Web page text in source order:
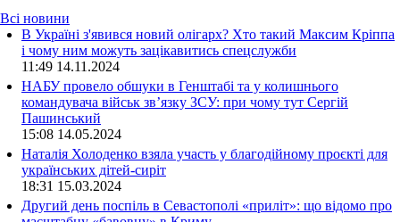
Всі новини
В Україні з'явився новий олігарх? Хто такий Максим Кріппа
і чому ним можуть зацікавитись спецслужби
11:49 14.11.2024
НАБУ провело обшуки в Генштабі та у колишнього
командувача військ зв’язку ЗСУ: при чому тут Сергій
Пашинський
15:08 14.05.2024
Наталія Холоденко взяла участь у благодійному проєкті для
українських дітей-сиріт
18:31 15.03.2024
Другий день поспіль в Севастополі «приліт»: що відомо про